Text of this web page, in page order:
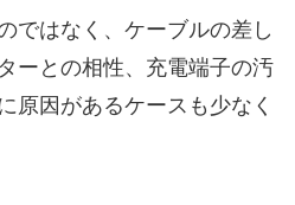
ではなく、ケーブルの差し
ーとの相性、充電端子の汚
原因があるケースも少なく